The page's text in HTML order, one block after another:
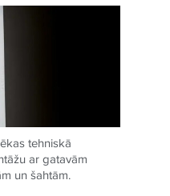
tehniskā
ar gatavām
un šahtām.